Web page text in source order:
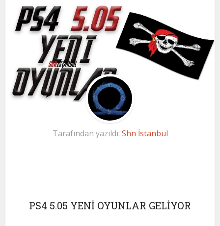
Tarafından yazıldı: Shn İstanbul
PS4 5.05 YENİ OYUNLAR GELİYOR